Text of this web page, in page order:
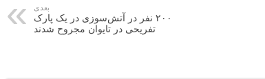
بعدی
۲۰۰ نفر در آتش‌سوزی در یک پارک
تفریحی در تایوان مجروح شدند